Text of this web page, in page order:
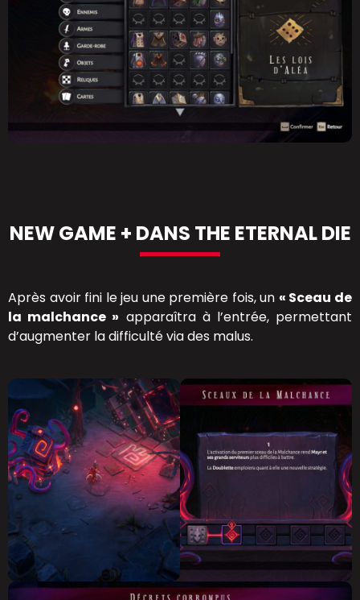
NEW GAME + DANS THE ETERNAL DIE
Après avoir fini le jeu une première fois, un « Sceau de
la malchance » apparaîtra à l’entrée, permettant
d’augmenter la difficulté via des malus.